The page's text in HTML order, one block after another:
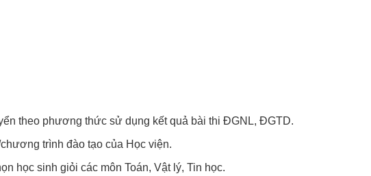
theo phương thức sử dụng kết quả bài thi ĐGNL, ĐGTD.
trình đào tạo của Học viện.
học sinh giỏi các môn Toán, Vật lý, Tin học.